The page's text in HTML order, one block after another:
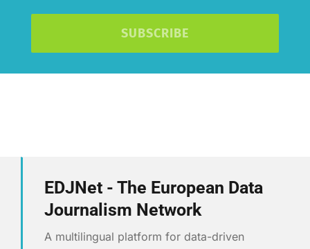
SUBSCRIBE
EDJNet - The European Data
Journalism Network
A multilingual platform for data-driven